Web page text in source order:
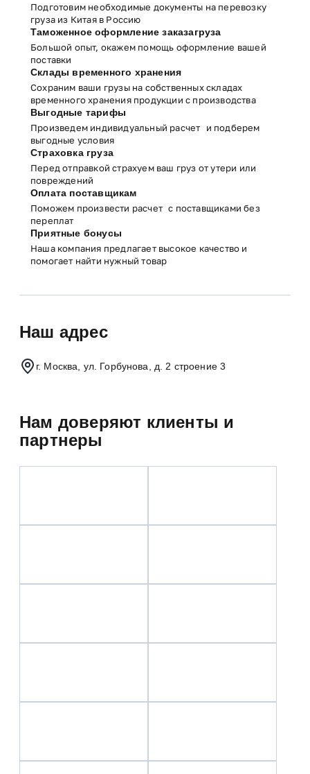
Подготовим необходимые документы на перевозку
груза из Китая в Россию
Таможенное оформление заказагруза
Большой опыт, окажем помощь оформление вашей
поставки
Склады временного хранения
Сохраним ваши грузы на собственных складах
временного хранения продукции с производства
Выгодные тарифы
Произведем индивидуальный расчет и подберем
выгодные условия
Страховка груза
Перед отправкой страхуем ваш груз от утери или
повреждений
Оплата поставщикам
Поможем произвести расчет с поставщиками без
переплат
Приятные бонусы
Наша компания предлагает высокое качество и
помогает найти нужный товар
Наш адрес
г. Москва, ул. Горбунова, д. 2 строение 3
Нам доверяют клиенты и
партнеры